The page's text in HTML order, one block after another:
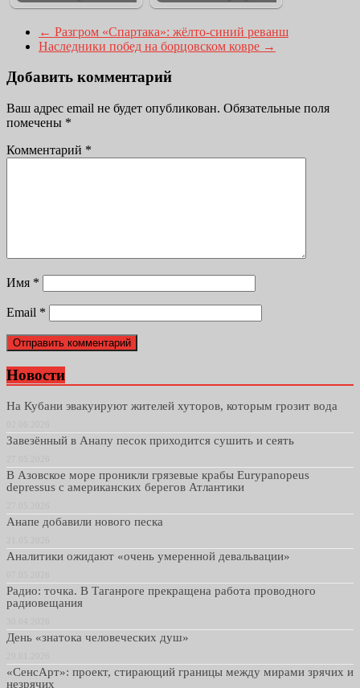
← Разгром «Спартака»: жёлто-синий реванш
Наследники побед на борцовском ковре →
Добавить комментарий
Ваш адрес email не будет опубликован. Обязательные поля
помечены *
Комментарий *
Имя *
Email *
Новости
На Кубани эвакуируют жителей хуторов, которым грозит вода
Завезённый в Анапу песок приходится сушить и сеять
В Азовское море проникли грязевые крабы Eurypanopeus
depressus с американских берегов Атлантики
Анапе добавили нового песка
Аналитики ожидают «очень умеренной девальвации»
Радио: точка. В Таганроге прекращена работа проводного
радиовещания
День «знатока человеческих душ»
«СенсАрт»: проект, стирающий границы между мирами зрячих и
незрячих